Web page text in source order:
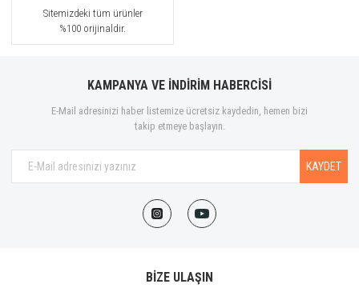
Sitemizdeki tüm ürünler
%100 orijinaldir.
KAMPANYA VE İNDİRİM HABERCİSİ
E-Mail adresinizi haber listemize ücretsiz kaydedin, hemen bizi
takip etmeye başlayın.
KAYDET
BİZE ULAŞIN